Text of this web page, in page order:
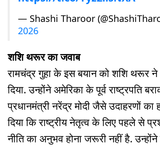
— Shashi Tharoor
2026
शशि थरूर का जवाब
रामचंद्र गुहा के इस बयान को शशि थरूर ने
दिया. उन्होंने अमेरिका के पूर्व राष्ट्रपति
प्रधानमंत्री नरेंद्र मोदी जैसे उदाहरणों का
दिया कि राष्ट्रीय नेतृत्व के लिए पहले से
नीति का अनुभव होना जरूरी नहीं है.